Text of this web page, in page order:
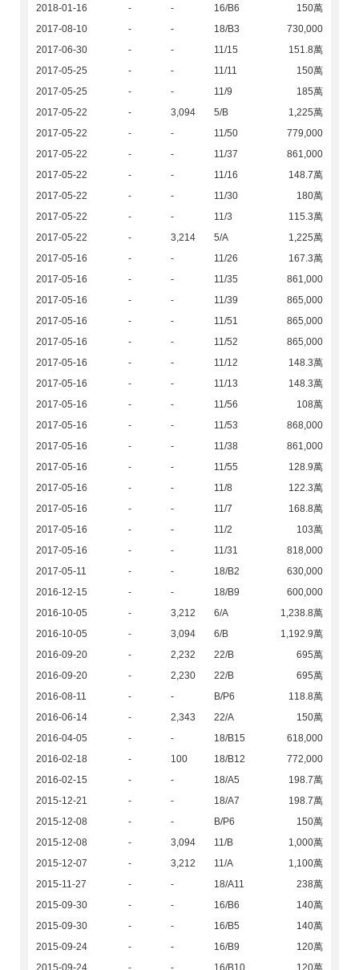
2018-01-16
- - 16/B6
150萬
2017-08-10
- - 18/B3
730,000
2017-06-30
- - 11/15
151.8萬
2017-05-25
- - 11/11
150萬
2017-05-25
- - 11/9
185萬
2017-05-22
- 3,094 5/B
1,225萬
2017-05-22
- - 11/50
779,000
2017-05-22
- - 11/37
861,000
2017-05-22
- - 11/16
148.7萬
2017-05-22
- - 11/30
180萬
2017-05-22
- - 11/3
115.3萬
2017-05-22
- 3,214 5/A
1,225萬
2017-05-16
- - 11/26
167.3萬
2017-05-16
- - 11/35
861,000
2017-05-16
- - 11/39
865,000
2017-05-16
- - 11/51
865,000
2017-05-16
- - 11/52
865,000
2017-05-16
- - 11/12
148.3萬
2017-05-16
- - 11/13
148.3萬
2017-05-16
- - 11/56
108萬
2017-05-16
- - 11/53
868,000
2017-05-16
- - 11/38
861,000
2017-05-16
- - 11/55
128.9萬
2017-05-16
- - 11/8
122.3萬
2017-05-16
- - 11/7
168.8萬
2017-05-16
- - 11/2
103萬
2017-05-16
- - 11/31
818,000
2017-05-11
- - 18/B2
630,000
2016-12-15
- - 18/B9
600,000
2016-10-05
- 3,212 6/A
1,238.8萬
2016-10-05
- 3,094 6/B
1,192.9萬
2016-09-20
- 2,232 22/B
695萬
2016-09-20
- 2,230 22/B
695萬
2016-08-11
- - B/P6
118.8萬
2016-06-14
- 2,343 22/A
150萬
2016-04-05
- - 18/B15
618,000
2016-02-18
- 100 18/B12
772,000
2016-02-15
- - 18/A5
198.7萬
2015-12-21
- - 18/A7
198.7萬
2015-12-08
- - B/P6
150萬
2015-12-08
- 3,094 11/B
1,000萬
2015-12-07
- 3,212 11/A
1,100萬
2015-11-27
- - 18/A11
238萬
2015-09-30
- - 16/B6
140萬
2015-09-30
- - 16/B5
140萬
2015-09-24
- - 16/B9
120萬